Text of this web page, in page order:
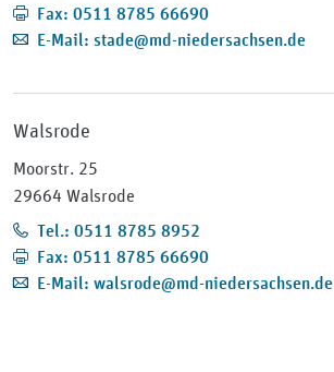
Fax: 0511 8785 66690
E-Mail: stade@md-niedersachsen.de
Walsrode
Moorstr. 25
29664 Walsrode
Tel.: 0511 8785 8952
Fax: 0511 8785 66690
E-Mail: walsrode@md-niedersachsen.de